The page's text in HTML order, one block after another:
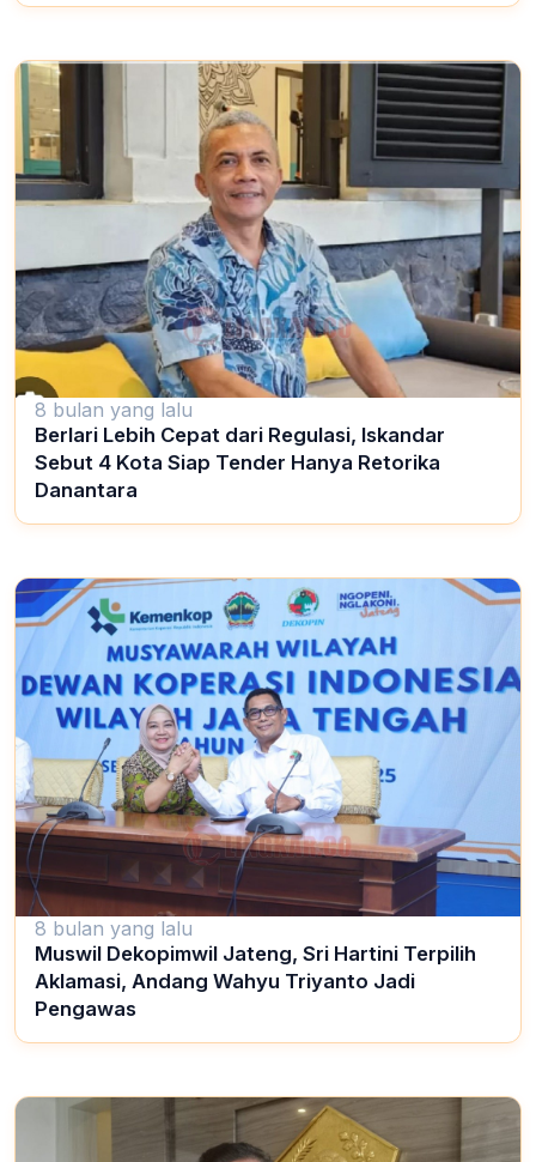
8 bulan yang lalu
Berlari Lebih Cepat dari Regulasi, Iskandar
Sebut 4 Kota Siap Tender Hanya Retorika
Danantara
8 bulan yang lalu
Muswil Dekopimwil Jateng, Sri Hartini Terpilih
Aklamasi, Andang Wahyu Triyanto Jadi
Pengawas